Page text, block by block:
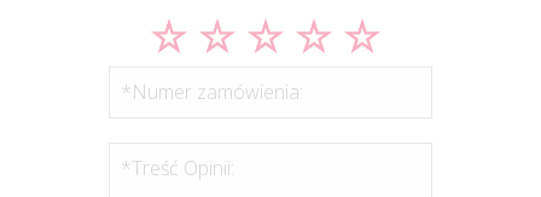
*Numer zamówienia:
*Treść Opinii: